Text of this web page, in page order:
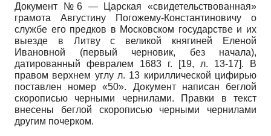
Документ №6 — Царская «свидетельствованная»
грамота Августину Погожему-Константиновичу о
службе его предков в Московском государстве и их
выезде в Литву с великой княгиней Еленой
Ивановной (первый черновик, без начала),
датированный февралем 1683 г. [19, л. 13-17]. В
правом верхнем углу л. 13 кириллической цифирью
поставлен номер «50». Документ написан беглой
скорописью черными чернилами. Правки в текст
внесены беглой скорописью черными чернилами
другим почерком.